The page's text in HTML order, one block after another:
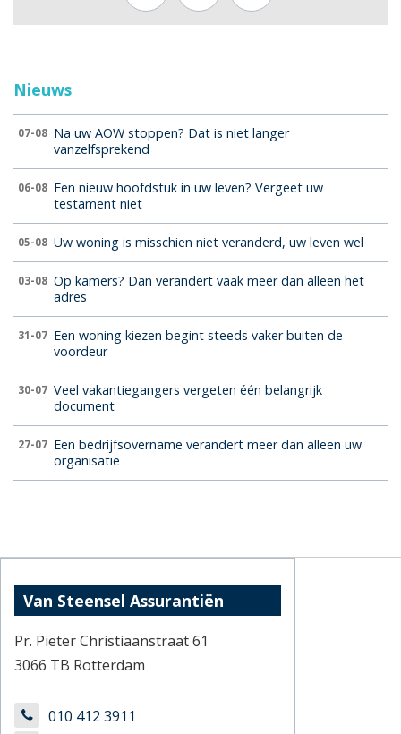
Nieuws
07-08 Na uw AOW stoppen? Dat is niet langer
vanzelfsprekend
06-08 Een nieuw hoofdstuk in uw leven? Vergeet uw
testament niet
05-08 Uw woning is misschien niet veranderd, uw leven wel
03-08 Op kamers? Dan verandert vaak meer dan alleen het
adres
31-07 Een woning kiezen begint steeds vaker buiten de
voordeur
30-07 Veel vakantiegangers vergeten één belangrijk
document
27-07 Een bedrijfsovername verandert meer dan alleen uw
organisatie
Van Steensel Assurantiën
Pr. Pieter Christiaanstraat 61
3066 TB Rotterdam
010 412 3911